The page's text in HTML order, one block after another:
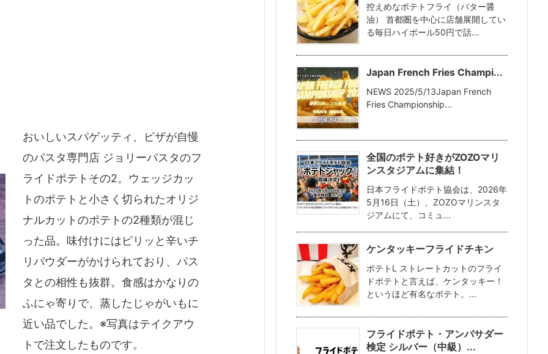
おいしいスパゲッティ、ピザが自慢
のパスタ専門店 ジョリーパスタのフ
ライドポテトその2。ウェッジカッ
トのポテトと小さく切られたオリジ
ナルカットのポテトの2種類が混じ
った品。味付けにはピリッと辛いチ
リパウダーがかけられており、パス
タとの相性も抜群。食感はかなりの
ふにゃ寄りで、蒸したじゃがいもに
近い品でした。※写真はテイクアウ
トで注文したものです。
控えめなポテトフライ（バター醤
油） 首都圏を中心に店舗展開してい
る毎日ハイボール50円で話...
Japan French Fries Champi...
NEWS 2025/5/13Japan French
Fries Championship...
全国のポテト好きがZOZOマリ
ンスタジアムに集結！
日本フライドポテト協会は、2026年
5月16日（土）、ZOZOマリンスタ
ジアムにて、コミュ...
ケンタッキーフライドチキン
ポテトL ストレートカットのフライ
ドポテトと言えば、ケンタッキー！
というほど有名なポテト。...
フライドポテト・アンバサダー
検定 シルバー（中級）...